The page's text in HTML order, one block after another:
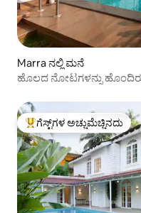
Marra ನಲ್ಲಿ ಮನೆ
ಹೊಲದ ನೋಟಗಳನ್ನು
ಗೆಸ್ಟ್‌ಗಳಿಗೆ ಅತಿ ಹೆಚ್ಚು
ಗೆಸ್ಟ್‌ಗಳ ಅಚ್ಚುಮೆಚ್ಚಿನದು